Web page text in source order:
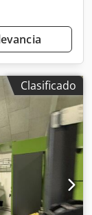
Clasificado